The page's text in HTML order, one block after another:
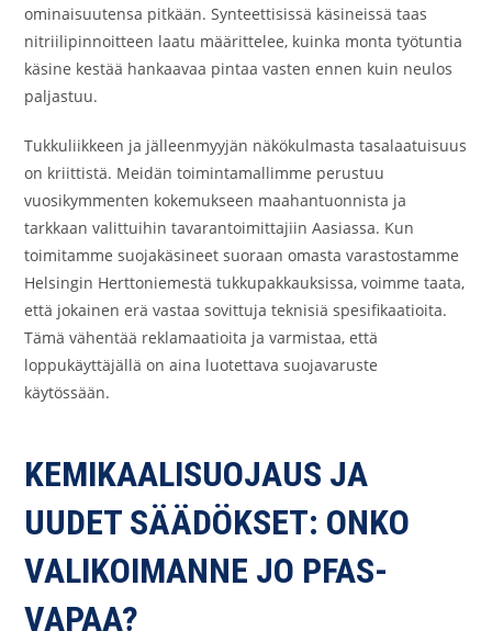
ominaisuutensa pitkään. Synteettisissä käsineissä taas
nitriilipinnoitteen laatu määrittelee, kuinka monta työtuntia
käsine kestää hankaavaa pintaa vasten ennen kuin neulos
paljastuu.
Tukkuliikkeen ja jälleenmyyjän näkökulmasta tasalaatuisuus
on kriittistä. Meidän toimintamallimme perustuu
vuosikymmenten kokemukseen maahantuonnista ja
tarkkaan valittuihin tavarantoimittajiin Aasiassa. Kun
toimitamme suojakäsineet suoraan omasta varastostamme
Helsingin Herttoniemestä tukkupakkauksissa, voimme taata,
että jokainen erä vastaa sovittuja teknisiä spesifikaatioita.
Tämä vähentää reklamaatioita ja varmistaa, että
loppukäyttäjällä on aina luotettava suojavaruste
käytössään.
KEMIKAALISUOJAUS JA
UUDET SÄÄDÖKSET: ONKO
VALIKOIMANNE JO PFAS-
VAPAA?